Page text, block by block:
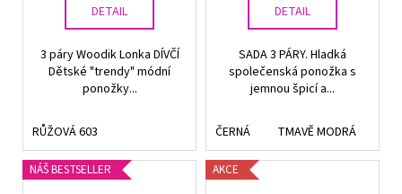
DETAIL
3 páry Woodik Lonka DÍVČÍ
Dětské "trendy" módní
ponožky...
RŮŽOVÁ 603
DETAIL
SADA 3 PÁRY. Hladká
společenská ponožka s
jemnou špicí a...
ČERNÁ TMAVĚ MODRÁ
NÁŠ BESTSELLER AKCE
PODPRSENKA
RHAPSODY
205210
BÍLÁ
1